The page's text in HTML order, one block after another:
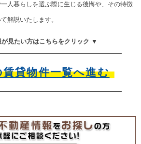
人暮らしを選ぶ際に生じる後悔や、その特徴
解説いたします。
見たい方はこちらをクリック ▼
賃貸物件一覧へ進む